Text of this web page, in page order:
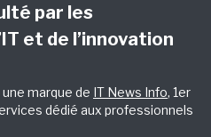
par les
et de l’innovation
marque de IT News Info, 1er
dédié aux professionnels